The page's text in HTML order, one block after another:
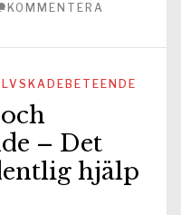
KOMMENTERA
– Det
hjälp